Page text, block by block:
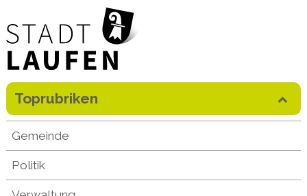
Direkt zum Inhalt springen
Mobilenavigation
Gemeinde
Politik
Toprubriken